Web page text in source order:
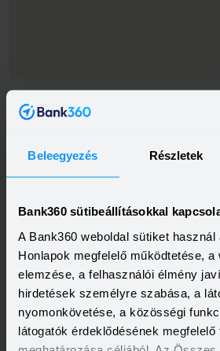
Beleegyezés Részletek
Bank360 sütibeállításokkal
A Bank360 weboldal sütiket
Honlapok megfelelő működtetése, a
elemzése, a felhasználói élmény
hirdetések személyre szabása, a
nyomonkövetése, a közösségi
látogatók érdeklődésének megfelelő
Értékeldaz UNIQA-